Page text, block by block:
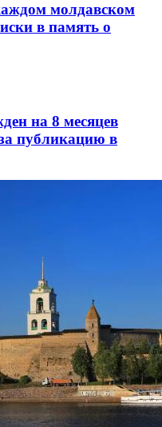
молдавском
в память о
на 8 месяцев
публикацию в